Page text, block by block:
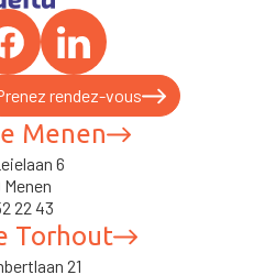
Torhout
21
Menen
6
22 43
rendez-vous